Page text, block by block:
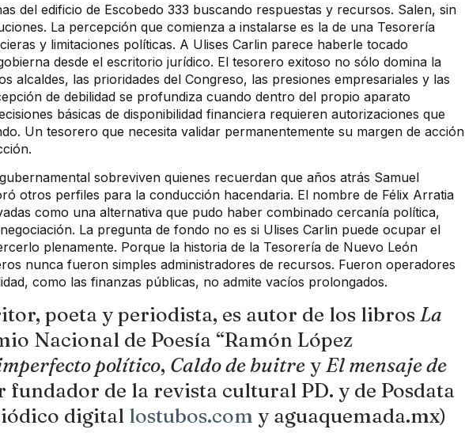
del edificio de Escobedo 333 buscando respuestas y recursos. Salen, sin
La percepción que comienza a instalarse es la de una Tesorería
y limitaciones políticas. A Ulises Carlin parece haberle tocado
desde el escritorio jurídico. El tesorero exitoso no sólo domina la
alcaldes, las prioridades del Congreso, las presiones empresariales y las
de debilidad se profundiza cuando dentro del propio aparato
básicas de disponibilidad financiera requieren autorizaciones que
Un tesorero que necesita validar permanentemente su margen de acción
sobreviven quienes recuerdan que años atrás Samuel
otros perfiles para la conducción hacendaria. El nombre de Félix Arratia
como una alternativa que pudo haber combinado cercanía política,
La pregunta de fondo no es si Ulises Carlin puede ocupar el
plenamente. Porque la historia de la Tesorería de Nuevo León
nunca fueron simples administradores de recursos. Fueron operadores
como las finanzas públicas, no admite vacíos prolongados.
poeta y periodista, es autor de los libros La
Nacional de Poesía “Ramón López
político, Caldo de buitre y El mensaje de
fundador de la revista cultural PD. y de Posdata
digital lostubos.com y aguaquemada.mx)